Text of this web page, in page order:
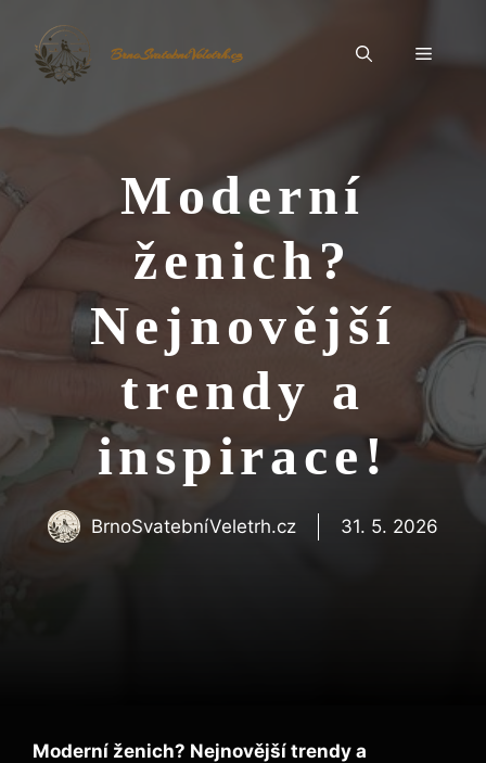
obsah
BrnoSvatebníVeletrh.cz Menu
Moderní
ženich?
Nejnovější
trendy a
inspirace!
BrnoSvatebníVeletrh.cz 31. 5. 2026
Moderní ženich? Nejnovější trendy a